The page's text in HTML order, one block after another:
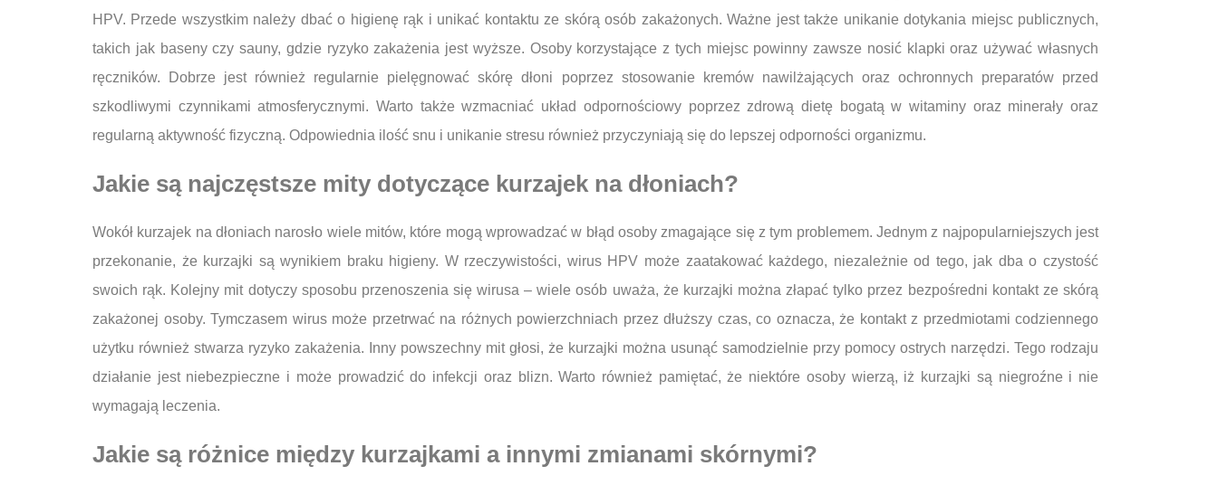
HPV. Przede wszystkim należy dbać o higienę rąk i unikać kontaktu ze skórą osób zakażonych. Ważne jest także unikanie dotykania miejsc publicznych,
takich jak baseny czy sauny, gdzie ryzyko zakażenia jest wyższe. Osoby korzystające z tych miejsc powinny zawsze nosić klapki oraz używać własnych
ręczników. Dobrze jest również regularnie pielęgnować skórę dłoni poprzez stosowanie kremów nawilżających oraz ochronnych preparatów przed
szkodliwymi czynnikami atmosferycznymi. Warto także wzmacniać układ odpornościowy poprzez zdrową dietę bogatą w witaminy oraz minerały oraz
regularną aktywność fizyczną. Odpowiednia ilość snu i unikanie stresu również przyczyniają się do lepszej odporności organizmu.
Jakie są najczęstsze mity dotyczące kurzajek na dłoniach?
Wokół kurzajek na dłoniach narosło wiele mitów, które mogą wprowadzać w błąd osoby zmagające się z tym problemem. Jednym z najpopularniejszych jest
przekonanie, że kurzajki są wynikiem braku higieny. W rzeczywistości, wirus HPV może zaatakować każdego, niezależnie od tego, jak dba o czystość
swoich rąk. Kolejny mit dotyczy sposobu przenoszenia się wirusa – wiele osób uważa, że kurzajki można złapać tylko przez bezpośredni kontakt ze skórą
zakażonej osoby. Tymczasem wirus może przetrwać na różnych powierzchniach przez dłuższy czas, co oznacza, że kontakt z przedmiotami codziennego
użytku również stwarza ryzyko zakażenia. Inny powszechny mit głosi, że kurzajki można usunąć samodzielnie przy pomocy ostrych narzędzi. Tego rodzaju
działanie jest niebezpieczne i może prowadzić do infekcji oraz blizn. Warto również pamiętać, że niektóre osoby wierzą, iż kurzajki są niegroźne i nie
wymagają leczenia.
Jakie są różnice między kurzajkami a innymi zmianami skórnymi?